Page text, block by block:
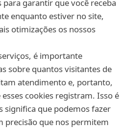
garantir que você receba
enquanto estiver no site,
otimizações os nossos
é importante
sobre quantos visitantes de
atendimento e, portanto,
cookies registram. Isso é
significa que podemos fazer
precisão que nos permitem